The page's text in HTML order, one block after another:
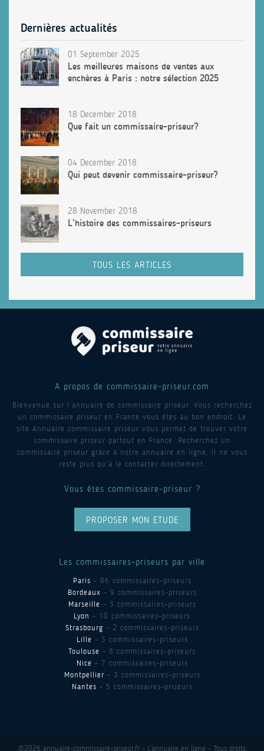
Dernières actualités
01 September 2025
Les meilleures maisons de ventes aux
enchères à Paris : notre sélection 2025
18 December 2018
Que fait un commissaire-priseur?
04 December 2018
Qui peut devenir commissaire-priseur?
28 November 2018
L’histoire des commissaires-priseurs
TOUS LES ARTICLES
A propos de commissaire-priseur.com
Bienvenue sur l’annuaire de commissaire priseur. Vous recherchez
un commissaire priseur en France vous êtes au bon endroit. Le
site Annuaire commissaire priseur vous permet de trouver votre
commissaire priseur partout en France. Recherchez un
commissaire priseur grâce à notre annuaire en ligne, il ne vous
reste plus qu’à le contacter directement.
Vous êtes commissaire-priseur ?
PROPOSER MON ETUDE
Les commissaires-priseurs par ville
Paris - 86 commissaires-priseurs
Bordeaux - 9 commissaires-priseurs
Marseille - 3 commissaires-priseurs
Lyon - 10 commissaires-priseurs
Strasbourg - 2 commissaires-priseurs
Lille - 3 commissaires-priseurs
Toulouse - 8 commissaires-priseurs
Nice - 7 commissaires-priseurs
Montpellier - 3 commissaires-priseurs
Nantes - 5 commissaires-priseurs
©2026 annuaire-commissaire-priseur.fr - L'annuaire en ligne - Tous droits